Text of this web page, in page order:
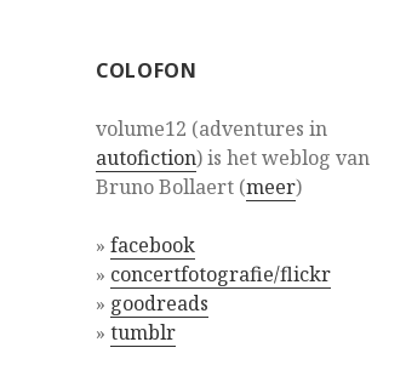
COLOFON
volume12 (adventures in
autofiction) is het weblog van
Bruno Bollaert (meer)
»facebook
» concertfotografie/flickr
» goodreads
»tumblr